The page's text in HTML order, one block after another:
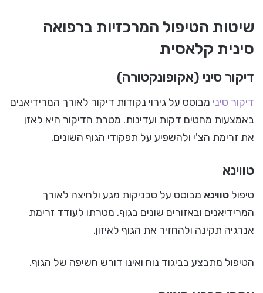
שיטות הטיפול המרכזיות ברפואה
סינית קלאסית
דיקור סיני (אקופונקטורה)
דיקור סיני מבוסס על גירוי נקודות דיקור לאורך המרידיאנים
באמצעות מחטים דקות ועדינות. מטרת הדיקור היא לאזן
את זרימת הצ'י ולהשפיע על תפקודי הגוף השונים.
טווינא
טיפול טווינא מבוסס על טכניקות מגע ולחיצה לאורך
המרידיאנים ובאזורים שונים בגוף. מטרתו לעודד זרימת
אנרגיה תקינה ולהחזיר את הגוף לאיזון.
הטיפול מתבצע בביגוד נוח ואינו דורש חשיפה של הגוף.